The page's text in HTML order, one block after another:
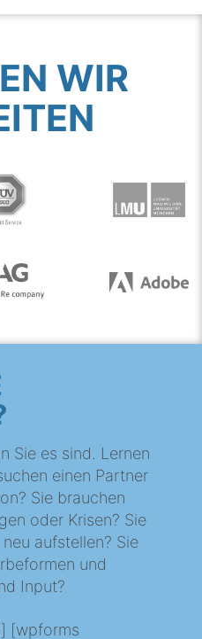
WIR
Sie es sind. Lernen
einen Partner
Sie brauchen
oder Krisen? Sie
aufstellen? Sie
und
Input?